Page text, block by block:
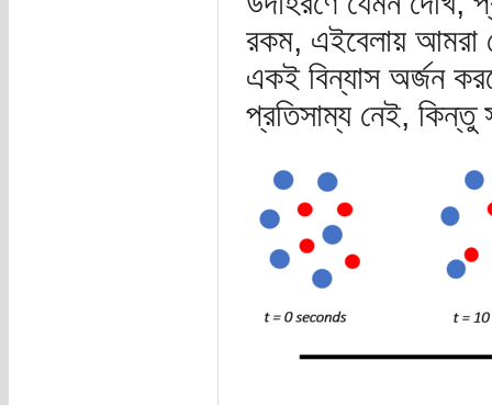
রকম, এইবেলায় আমরা
একই বিন্যাস অর্জন
প্রতিসাম্য নেই,